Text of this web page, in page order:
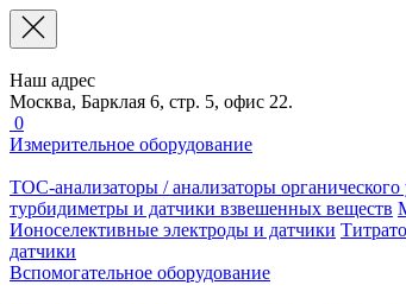
Наш адрес
Москва, Барклая 6, стр. 5, офис 22.
0
Измерительное оборудование
TOC-анализаторы / анализаторы органического
турбидиметры и датчики взвешенных веществ
Ионоселективные электроды и датчики
датчики
Вспомогательное оборудование